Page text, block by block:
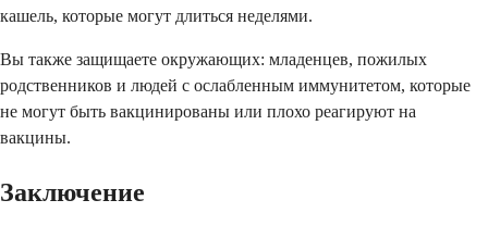
кашель, которые могут длиться неделями.
Вы также защищаете окружающих: младенцев, пожилых
родственников и людей с ослабленным иммунитетом, которые
не могут быть вакцинированы или плохо реагируют на
вакцины.
Заключение